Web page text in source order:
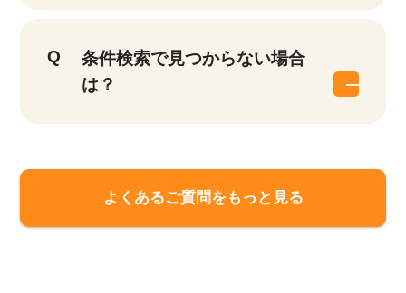
条件検索で見つからない場合
は？
よくあるご質問をもっと見る